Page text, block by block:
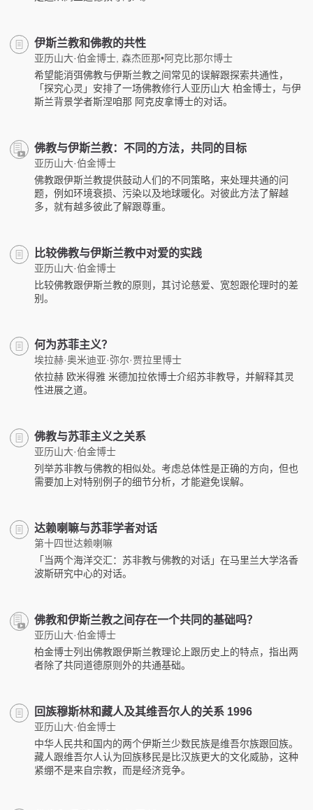
伊斯兰教和佛教的共性
亚历山大·伯金博士, 森杰匝那•阿克比那尔博士
希望能消弭佛教与伊斯兰教之间常见的误解跟探索共通性，
「探究心灵」安排了一场佛教修行人亚历山大 柏金博士，与伊
斯兰背景学者斯涅咱那 阿克皮拿博士的对话。
佛教与伊斯兰教：不同的方法，共同的目标
亚历山大·伯金博士
佛教跟伊斯兰教提供鼓动人们的不同策略，来处理共通的问
题，例如环境衰损、污染以及地球暖化。对彼此方法了解越
多，就有越多彼此了解跟尊重。
比较佛教与伊斯兰教中对爱的实践
亚历山大·伯金博士
比较佛教跟伊斯兰教的原则，其讨论慈爱、宽恕跟伦理时的差
别。
何为苏菲主义？
埃拉赫·奥米迪亚·弥尔·贾拉里博士
依拉赫 欧米得雅 米德加拉依博士介绍苏非教导，并解释其灵
性进展之道。
佛教与苏菲主义之关系
亚历山大·伯金博士
列举苏非教与佛教的相似处。考虑总体性是正确的方向，但也
需要加上对特别例子的细节分析，才能避免误解。
达赖喇嘛与苏菲学者对话
第十四世达赖喇嘛
「当两个海洋交汇：苏非教与佛教的对话」在马里兰大学洛香
波斯研究中心的对话。
佛教和伊斯兰教之间存在一个共同的基础吗？
亚历山大·伯金博士
柏金博士列出佛教跟伊斯兰教理论上跟历史上的特点，指出两
者除了共同道德原则外的共通基础。
回族穆斯林和藏人及其维吾尔人的关系 1996
亚历山大·伯金博士
中华人民共和国内的两个伊斯兰少数民族是维吾尔族跟回族。
藏人跟维吾尔人认为回族移民是比汉族更大的文化威胁，这种
紧绷不是来自宗教，而是经济竞争。